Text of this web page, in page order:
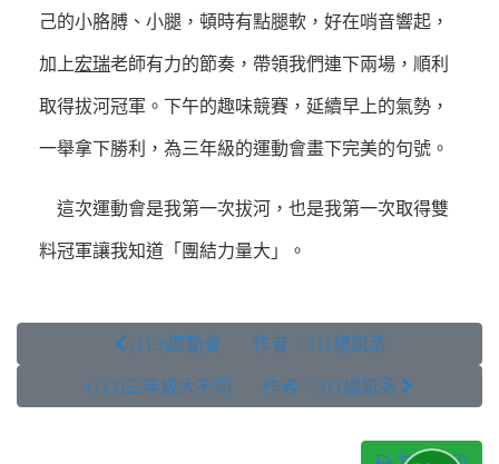
己的小胳膊、小腿，頓時有點腿軟，好在哨音響起，
加上宏瑞老師有力的節奏，帶領我們連下兩場，順利
取得拔河冠軍。下午的趣味競賽，延續早上的氣勢，
一舉拿下勝利，為三年級的運動會畫下完美的句號。
這次運動會是我第一次拔河，也是我第一次取得雙
料冠軍讓我知道「團結力量大」。
 (113)運動會 作者：311楊凱丞
(113)三年級大不同 作者：311楊凱丞 